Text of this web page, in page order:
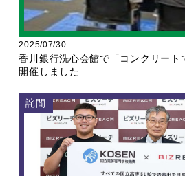
2025/07/30
香川銀行洗心会館で「コンクリート
開催しました
詫間